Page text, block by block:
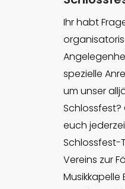
Ihr habt
spezielle
um unser
Schlossfest?
euch
Schlossfest-
Vereins zur
Musikkapelle